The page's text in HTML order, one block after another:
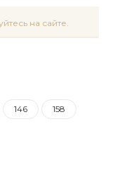
на сайте.
146 158